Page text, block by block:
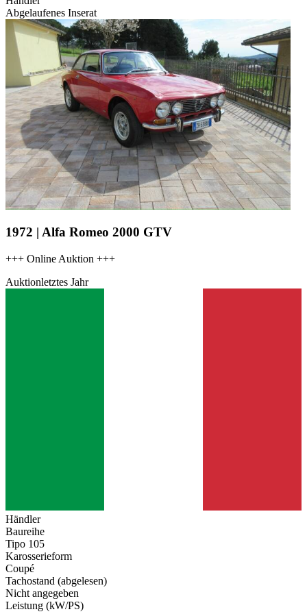
Abgelaufenes Inserat
1972 | Alfa Romeo 2000 GTV
+++ Online Auktion +++
Auktionletztes Jahr
Händler
Baureihe
Tipo 105
Karosserieform
Coupé
Tachostand (abgelesen)
Nicht angegeben
Leistung (kW/PS)